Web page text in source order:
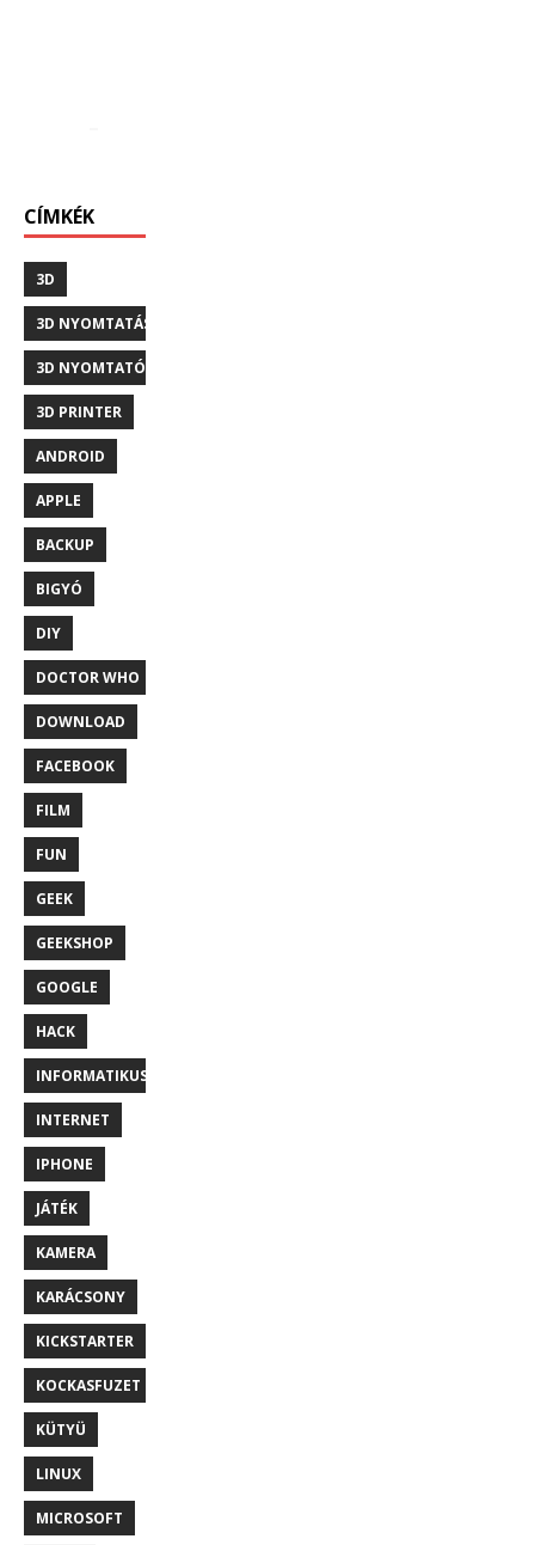
CÍMKÉK
3D
3D NYOMTATÁS
3D NYOMTATÓ
3D PRINTER
ANDROID
APPLE
BACKUP
BIGYÓ
DIY
DOCTOR WHO
DOWNLOAD
FACEBOOK
FILM
FUN
GEEK
GEEKSHOP
GOOGLE
HACK
INFORMATIKUS
INTERNET
IPHONE
JÁTÉK
KAMERA
KARÁCSONY
KICKSTARTER
KOCKASFUZET
KÜTYÜ
LINUX
MICROSOFT